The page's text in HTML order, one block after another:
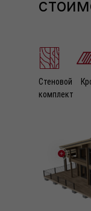
Стеновой
комплект